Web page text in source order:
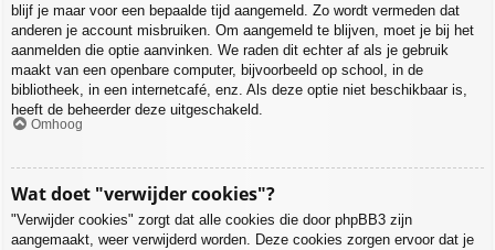
blijf je maar voor een bepaalde tijd aangemeld. Zo wordt vermeden dat
anderen je account misbruiken. Om aangemeld te blijven, moet je bij het
aanmelden die optie aanvinken. We raden dit echter af als je gebruik
maakt van een openbare computer, bijvoorbeeld op school, in de
bibliotheek, in een internetcafé, enz. Als deze optie niet beschikbaar is,
heeft de beheerder deze uitgeschakeld.
Omhoog
Wat doet "verwijder cookies"?
"Verwijder cookies" zorgt dat alle cookies die door phpBB3 zijn
aangemaakt, weer verwijderd worden. Deze cookies zorgen ervoor dat je